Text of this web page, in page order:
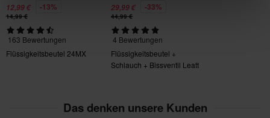
12,99 € -13%
14,99 €
163 Bewertungen
Flüssigkeitsbeutel 24MX
29,99 € -33%
44,99 €
4 Bewertungen
Flüssigkeitsbeutel +
Schlauch + Bissventil Leatt
Das denken unsere Kunden